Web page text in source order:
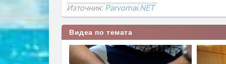
Източник:Parvomai.NET
Видеа по темата